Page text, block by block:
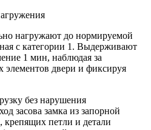
нагружают до нормируемой
с категории 1. Выдерживают
1 мин, наблюдая за
элементов двери и фиксируя
без нарушения
засова замка из запорной
петли и детали